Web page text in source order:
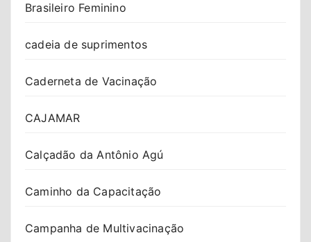
Brasileiro Feminino
cadeia de suprimentos
Caderneta de Vacinação
CAJAMAR
Calçadão da Antônio Agú
Caminho da Capacitação
Campanha de Multivacinação